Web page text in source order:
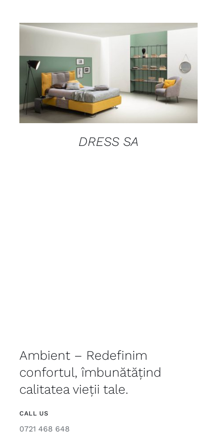
DRESS SA
Ambient – Redefinim
confortul, îmbunătățind
calitatea vieții tale.
CALL US
0721 468 648